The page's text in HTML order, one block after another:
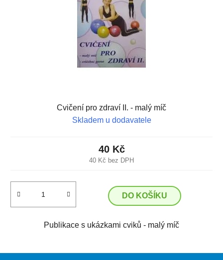
Cvičení pro zdraví II. - malý míč
Skladem u dodavatele
40 Kč bez DPH
40 Kč
DO KOŠÍKU
Publikace s ukázkami cviků - malý míč